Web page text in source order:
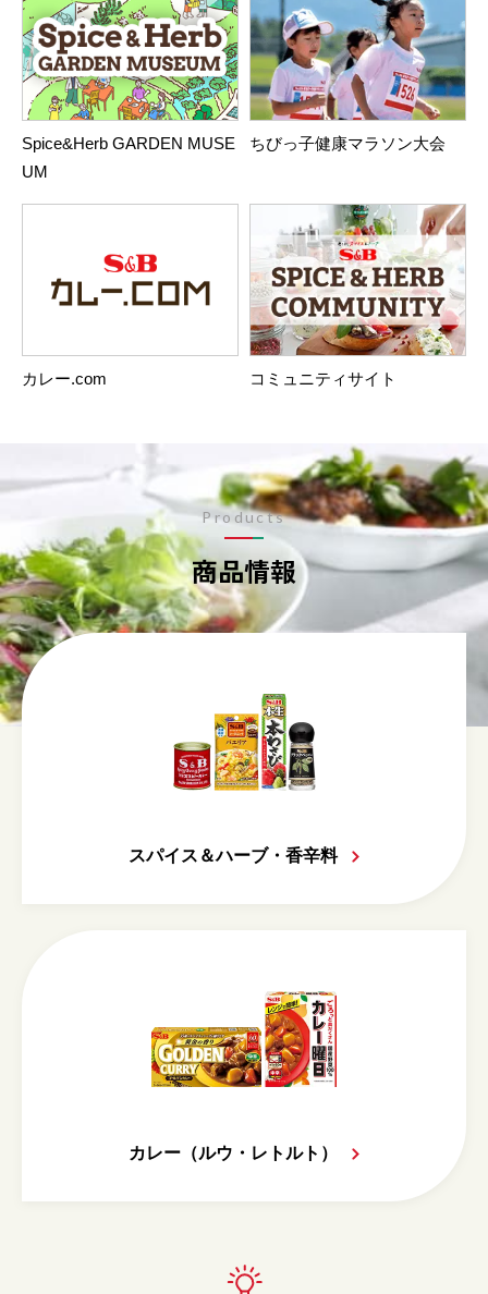
Spice&Herb GARDEN MUSE
UM
ちびっ子健康マラソン大会
カレー.com コミュニティサイト
商品情報
Products
スパイス＆ハーブ・香辛料
カレー（ルウ・レトルト）